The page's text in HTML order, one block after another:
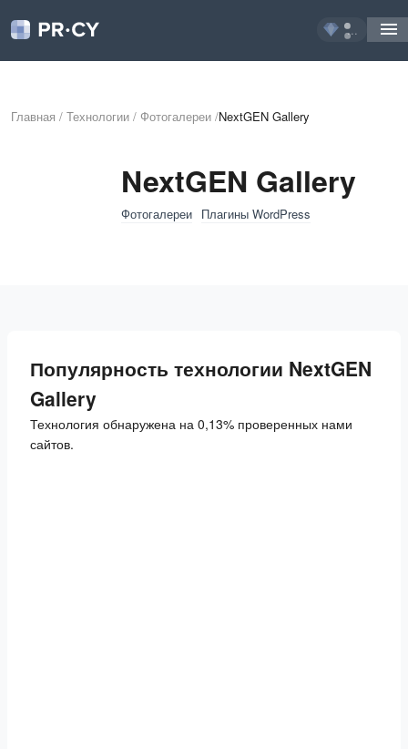
...
Главная / Технологии / Фотогалереи /NextGEN Gallery
NextGEN Gallery
Фотогалереи Плагины WordPress
Популярность технологии NextGEN
Gallery
Технология обнаружена на 0,13% проверенных нами
сайтов.